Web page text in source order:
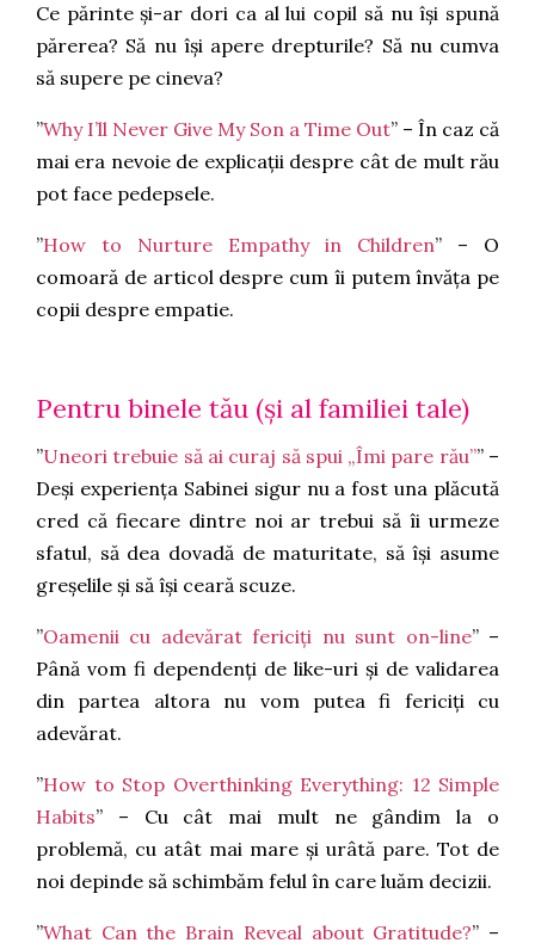
Ce părinte și-ar dori ca al lui copil să nu își spună
părerea? Să nu își apere drepturile? Să nu cumva
să supere pe cineva?
”Why I’ll Never Give My Son a Time Out” – În caz că
mai era nevoie de explicații despre cât de mult rău
pot face pedepsele.
”How to Nurture Empathy in Children” – O
comoară de articol despre cum îi putem învăța pe
copii despre empatie.
Pentru binele tău (și al familiei tale)
”Uneori trebuie să ai curaj să spui „Îmi pare rău”” –
Deși experiența Sabinei sigur nu a fost una plăcută
cred că fiecare dintre noi ar trebui să îi urmeze
sfatul, să dea dovadă de maturitate, să își asume
greșelile și să își ceară scuze.
”Oamenii cu adevărat fericiți nu sunt on-line” –
Până vom fi dependenți de like-uri și de validarea
din partea altora nu vom putea fi fericiți cu
adevărat.
”How to Stop Overthinking Everything: 12 Simple
Habits” – Cu cât mai mult ne gândim la o
problemă, cu atât mai mare și urâtă pare. Tot de
noi depinde să schimbăm felul în care luăm decizii.
”What Can the Brain Reveal about Gratitude?” –